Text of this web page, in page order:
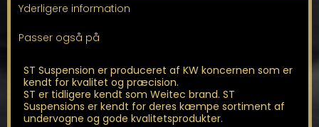
Yderligere information
Passer også på
ST Suspension er produceret af KW koncernen som er
kendt for kvalitet og præcision.
ST er tidligere kendt som Weitec brand. ST
Suspensions er kendt for deres kæmpe sortiment af
undervogne og gode kvalitetsprodukter.